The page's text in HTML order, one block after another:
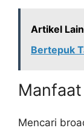
Artikel
Bertepuk
Mencari